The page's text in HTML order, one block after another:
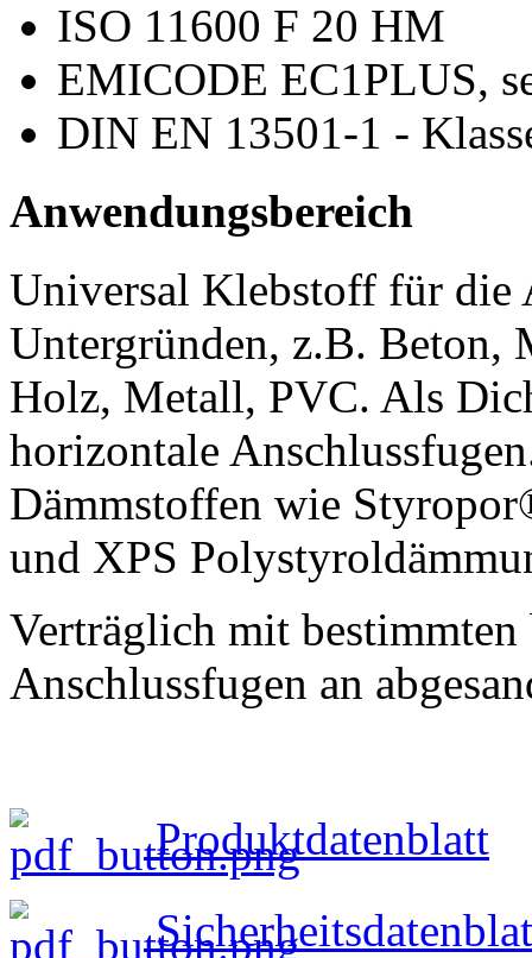
ISO 11600 F 20 HM
EMICODE EC1PLUS,
DIN EN 13501-1 -
Anwendungsbereich
Universal Klebstoff für die
Untergründen, z.B. Beton,
Holz, Metall, PVC. Als
horizontale
Dämmstoffen wie
und XPS
Verträglich mit
Anschlussfugen an
Produktdatenblatt